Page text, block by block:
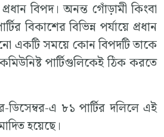
বিপদ। অনন্ত গোঁড়ামী কিংবা
বিকাশের বিভিন্ন পর্যায়ে প্রধান
একটি সময়ে কোন বিপদটি তাকে
পার্টিগুলিকেই ঠিক করতে
এ ৮১ পার্টির দলিলে এই
হয়েছে।